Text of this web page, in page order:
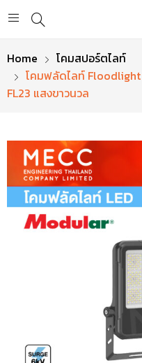
Home
โคมสปอร์ตไลท์
โคมฟลัดไลท์
FL23 แสงขาวนวล